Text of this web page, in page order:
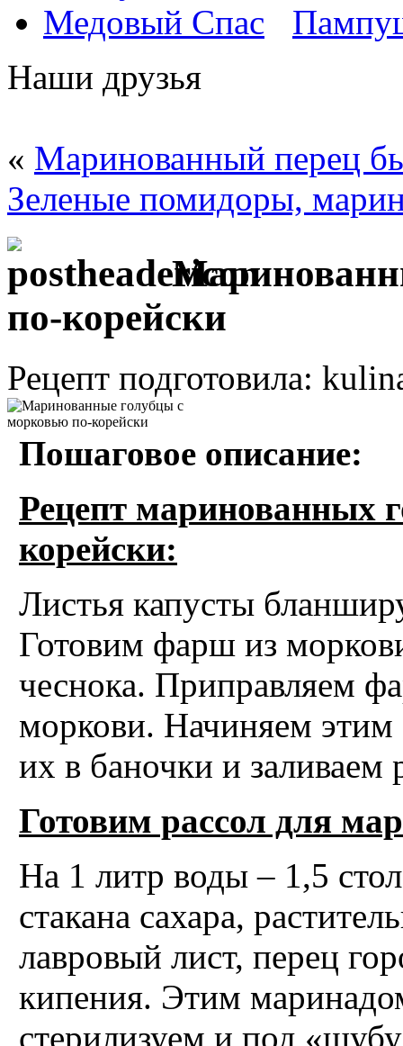
Наши друзья
« Маринованный перец
Зеленые помидоры,
по-корейски
Рецепт подготовила:
Пошаговое описание:
Рецепт маринованных
корейски:
Листья капусты
Готовим фарш из
чеснока. Приправляем
моркови. Начиняем
их в баночки и заливаем
Готовим рассол для
На 1 литр воды – 1,5
стакана сахара,
лавровый лист, перец
кипения. Этим
стерилизуем и под